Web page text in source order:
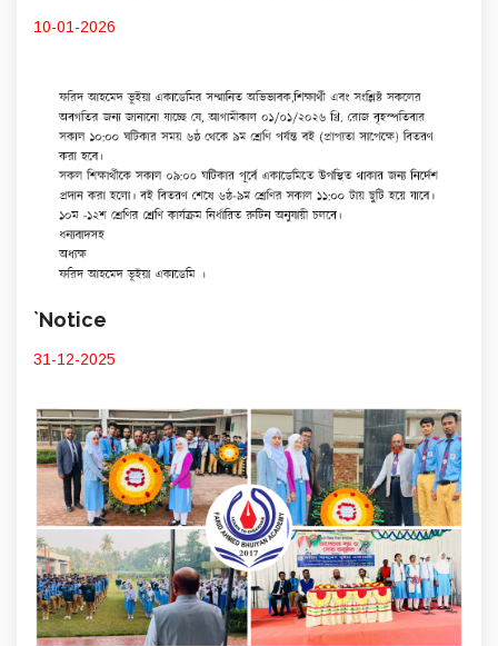
10-01-2026
`Notice
31-12-2025